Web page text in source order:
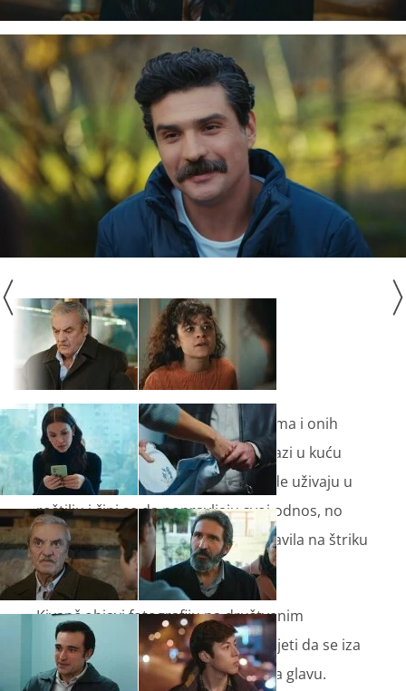
Nastavlja se flert Birsen i Ilkera, ali ima i onih
kojima to smeta kad vide da on dolazi u kuću
kako bi ošišao staricu. Kivanč i Feride uživaju u
roštilju i čini se da popravljaju svoj odnos, no
mamina marama koju je Feride ostavila na štriku
pokvari joj raspoloženje.
Kivanč objavi fotografiju na društvenim
mrežama, a kad je Zejnep vidi primijeti da se iza
Feride nalazi Dženetino pokrivalo za glavu.